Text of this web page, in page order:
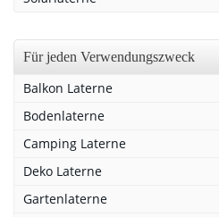
Für jeden Verwendungszweck
Balkon Laterne
Bodenlaterne
Camping Laterne
Deko Laterne
Gartenlaterne